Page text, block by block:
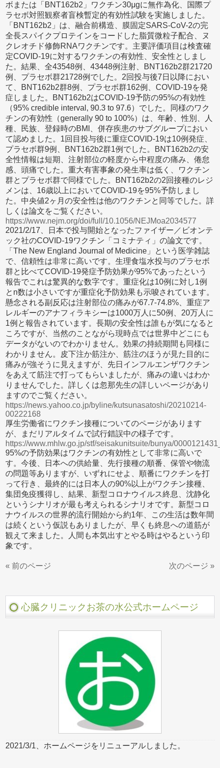
ボまたは「BNT162b2」ワクチン30μgに無作為化、国際プ
ラセボ対照観察者盲検暫定的有効性試験を実施しました。
「BNT162b2」は、融合前構造、膜固定SARS-CoV-2の完
全長スパイクプロテインをコードした脂質微粒子配合、ヌ
クレオチド修飾RNAワクチンです。主要評価項目は検査確
定COVID-19に対するワクチンの有効性、安全性としまし
た。結果、全43548例、43448例注射、BNT162b2群21720
例、プラセボ群21728例でした。2回投与後7日以降におい
て、BNT162b2群8例、プラセボ群162例、COVID-19を発
症しました。BNT162b2はCOVID-19予防の95%の有効性
（95% credible interval, 90.3 to 97.6）でした。同様のワク
チンの有効性（generally 90 to 100%）は、年齢、性別、人
種、民族、登録時のBMI、併存疾患のサブグループにおい
て認めました。1回目投与後に重症COVID-19は10例発症、
プラセボ群9例、BNT162b2群1例でした。BNT162b2の安
全性情報は短期、注射部位の軽度から中程度の痛み、倦怠
感、頭痛でした。重大有害事象の発生率は低く、ワクチン
群とプラセボ群で同様でした。BNT162b2の2回接種のレジ
メンは、16歳以上においてCOVID-19を95%予防しまし
た。中央値2ヶ月の安全性は他のワクチンと同等でした。詳
しくは論文をご覧ください。
https://www.nejm.org/doi/full/10.1056/NEJMoa2034577
2021/2/17、日本で投与開始となったファイザー／ビオンテ
ック社のCOVID-19ワクチン「コミナティ」の論文です。
「The New England Journal of Medicine」という医学雑誌
で、信頼性は非常に高いです。生理食塩水投与のプラセボ
群と比べてCOVID-19発症予防効果が95%であったという
報告でこれは驚異的な数字です。重症化は10例に対し1例
とn数は小さいですが重症化予防効果も示唆されています。
懸念される副反応は注射部位の痛みが67.7-74.8%、重症ア
レルギーのアナフィラキシーは1000万人に50例、20万人に
1例と報告されています。長期の安全性は誰もが気になると
ころですが、当然のことながら現時点では世界中どこにも
データがないのでわかりません。効果の持続期間も同様に
わかりません。皮下注か筋注か、筋注のほうが見た目的に
痛みが強そうに見えますが、先日インフルエンザワクチン
をあえて筋注で打ってもらいましたが、痛みの違いはわか
りませんでした。詳しくは忽那先生の詳しいページがあり
ますのでご覧ください。
https://news.yahoo.co.jp/byline/kutsunasatoshi/20210214-
00222168
厚生労働省にワクチン接種についてのページがあります
が、まだリアルタイムで試行錯誤中の様子です。
https://www.mhlw.go.jp/stf/seisakunitsuite/bunya/
95%の予防効果はワクチンの有効性として非常に高いで
す。今後、日本への供給量、先行接種の順番、保管や物流
の問題等ありますが、いずれにせよ、順番にワクチンを打
って行き、最終的には日本人の90%以上がワクチン接種、
集団免疫獲得し、結果、新型コロナウイルス終息、沈静化
というシナリオが最も考えられるシナリオです。新型コロ
ナウイルスの世界的流行開始から約1年、この生活は数年間
は続くという仮説もありましたが、早くも終息への道筋が
観えて来ました。人間も本気出すとやる時はやるという印
象です。
« 前のページ 次のページ »
心臓クリニックお茶の水公式ホームページ
2021/3/1、ホームページをリニューアルしました。